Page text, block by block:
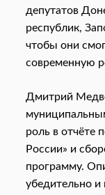
депутатов
республик,
чтобы они
современную
Дмитрий
роль в отчёте
России» и
программу.
убедительно